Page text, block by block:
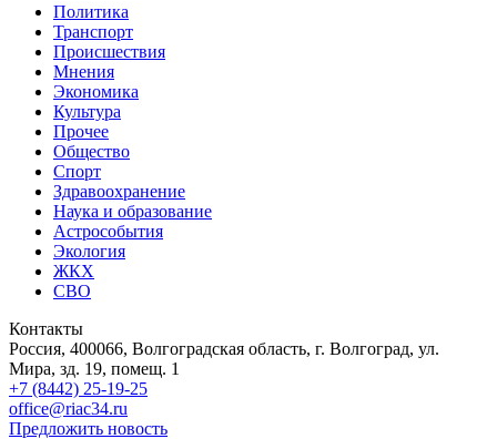
Политика
Транспорт
Происшествия
Мнения
Экономика
Культура
Прочее
Общество
Спорт
Здравоохранение
Наука и образование
Астрособытия
Экология
ЖКХ
СВО
Контакты
Россия, 400066, Волгоградская область, г. Волгоград, ул.
Мира, зд. 19, помещ. 1
+7 (8442) 25-19-25
office@riac34.ru
Предложить новость